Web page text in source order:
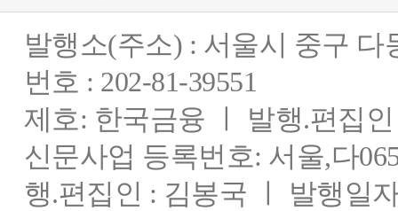
발행소(주소) : 서울시 중구
번호 : 202-81-39551
제호: 한국금융 ㅣ 발행.편집
신문사업 등록번호: 서울,다
행.편집인 : 김봉국 ㅣ 발행일